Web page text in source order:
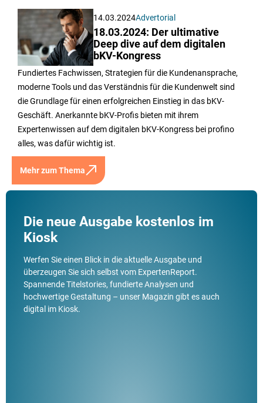
14.03.2024Advertorial
18.03.2024: Der ultimative
Deep dive auf dem digitalen
bKV-Kongress
Fundiertes Fachwissen, Strategien für die Kundenansprache,
moderne Tools und das Verständnis für die Kundenwelt sind
die Grundlage für einen erfolgreichen Einstieg in das bKV-
Geschäft. Anerkannte bKV-Profis bieten mit ihrem
Expertenwissen auf dem digitalen bKV-Kongress bei profino
alles, was dafür wichtig ist.
Mehr zum Thema
Die neue Ausgabe kostenlos im
Kiosk
Werfen Sie einen Blick in die aktuelle Ausgabe und
überzeugen Sie sich selbst vom ExpertenReport.
Spannende Titelstories, fundierte Analysen und
hochwertige Gestaltung – unser Magazin gibt es auch
digital im Kiosk.